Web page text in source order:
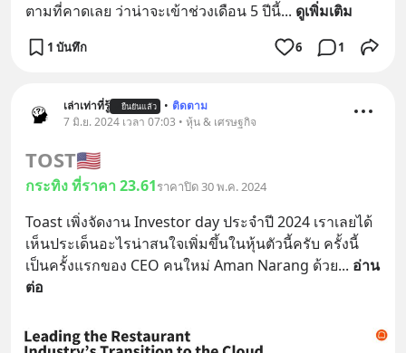
ตามที่คาดเลย ว่าน่าจะเข้าช่วงเดือน 5 ปีนี้... ดูเพิ่มเติม
1 บันทึก 6 1
เล่าเท่าที่รู้ ยืนยันแล้ว • ติดตาม
7 มิ.ย. 2024 เวลา 07:03 • หุ้น & เศรษฐกิจ
TOST🇺🇸
กระทิง ที่ราคา 23.61ราคาปิด 30 พ.ค. 2024
Toast เพิ่งจัดงาน Investor day ประจำปี 2024 เราเลยได้
เห็นประเด็นอะไรน่าสนใจเพิ่มขึ้นในหุ้นตัวนี้ครับ ครั้งนี้
เป็นครั้งแรกของ CEO คนใหม่ Aman Narang ด้วย... อ่าน
ต่อ